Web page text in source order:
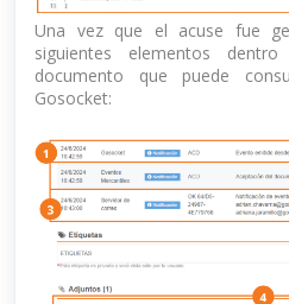
Una vez que el acuse fue
siguientes elementos
documento que puede
Gosocket: